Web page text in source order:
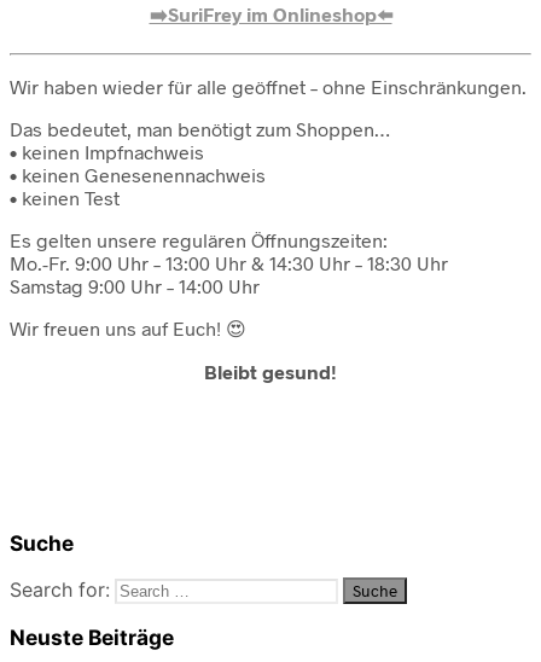
➡️SuriFrey im Onlineshop⬅️
Wir haben wieder für alle geöffnet – ohne Einschränkungen.
Das bedeutet, man benötigt zum Shoppen…
• keinen Impfnachweis
• keinen Genesenennachweis
• keinen Test
Es gelten unsere regulären Öffnungszeiten:
Mo.-Fr. 9:00 Uhr – 13:00 Uhr & 14:30 Uhr – 18:30 Uhr
Samstag 9:00 Uhr – 14:00 Uhr
Wir freuen uns auf Euch! 😍
Bleibt gesund!
Suche
Search for:
Neuste Beiträge